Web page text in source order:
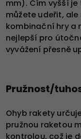
mm). Čím vyšší
můžete udeřit,
kombinační hry a
nejlepší pro
vyvážení přesně
Pružnost/
Ohyb rakety
pružnou raketou
kontrolou, což je